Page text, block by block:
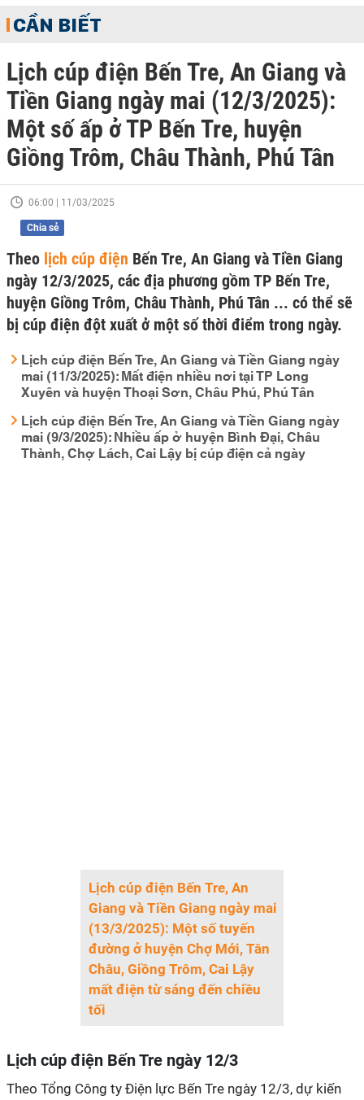
CẦN BIẾT
Lịch cúp điện Bến Tre, An Giang và
Tiền Giang ngày mai (12/3/2025):
Một số ấp ở TP Bến Tre, huyện
Giồng Trôm, Châu Thành, Phú Tân
06:00 | 11/03/2025
Chia sẻ
Theo lịch cúp điện Bến Tre, An Giang và Tiền Giang
ngày 12/3/2025, các địa phương gồm TP Bến Tre,
huyện Giồng Trôm, Châu Thành, Phú Tân ... có thể sẽ
bị cúp điện đột xuất ở một số thời điểm trong ngày.
Lịch cúp điện Bến Tre, An Giang và Tiền Giang ngày
mai (11/3/2025): Mất điện nhiều nơi tại TP Long
Xuyên và huyện Thoại Sơn, Châu Phú, Phú Tân
Lịch cúp điện Bến Tre, An Giang và Tiền Giang ngày
mai (9/3/2025): Nhiều ấp ở huyện Bình Đại, Châu
Thành, Chợ Lách, Cai Lậy bị cúp điện cả ngày
Lịch cúp điện Bến Tre, An
Giang và Tiền Giang ngày mai
(13/3/2025): Một số tuyến
đường ở huyện Chợ Mới, Tân
Châu, Giồng Trôm, Cai Lậy
mất điện từ sáng đến chiều
tối
Lịch cúp điện Bến Tre ngày 12/3
Theo Tổng Công ty Điện lực Bến Tre ngày 12/3, dự kiến